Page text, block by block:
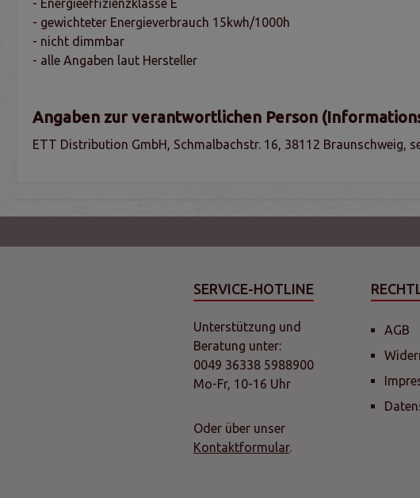
- Energieeffizienzklasse E
- gewichteter Energieverbrauch 15kwh/1000h
- nicht dimmbar
- alle Angaben laut Hersteller
Angaben zur verantwortlichen Person
ETT Distribution GmbH, Schmalbachstr. 16, 38112 Braunschweig,
SERVICE-HOTLINE
Unterstützung und
Beratung unter:
0049 36338 5988900
Mo-Fr, 10-16 Uhr
Oder über unser
Kontaktformular.
AGB